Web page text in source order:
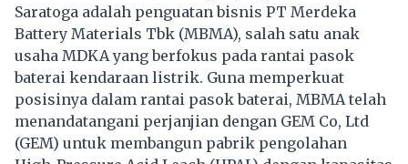
Saratoga adalah penguatan bisnis PT Merdeka
Battery Materials Tbk (MBMA), salah satu anak
usaha MDKA yang berfokus pada rantai pasok
baterai kendaraan listrik. Guna memperkuat
posisinya dalam rantai pasok baterai, MBMA telah
menandatangani perjanjian dengan GEM Co, Ltd
(GEM) untuk membangun pabrik pengolahan